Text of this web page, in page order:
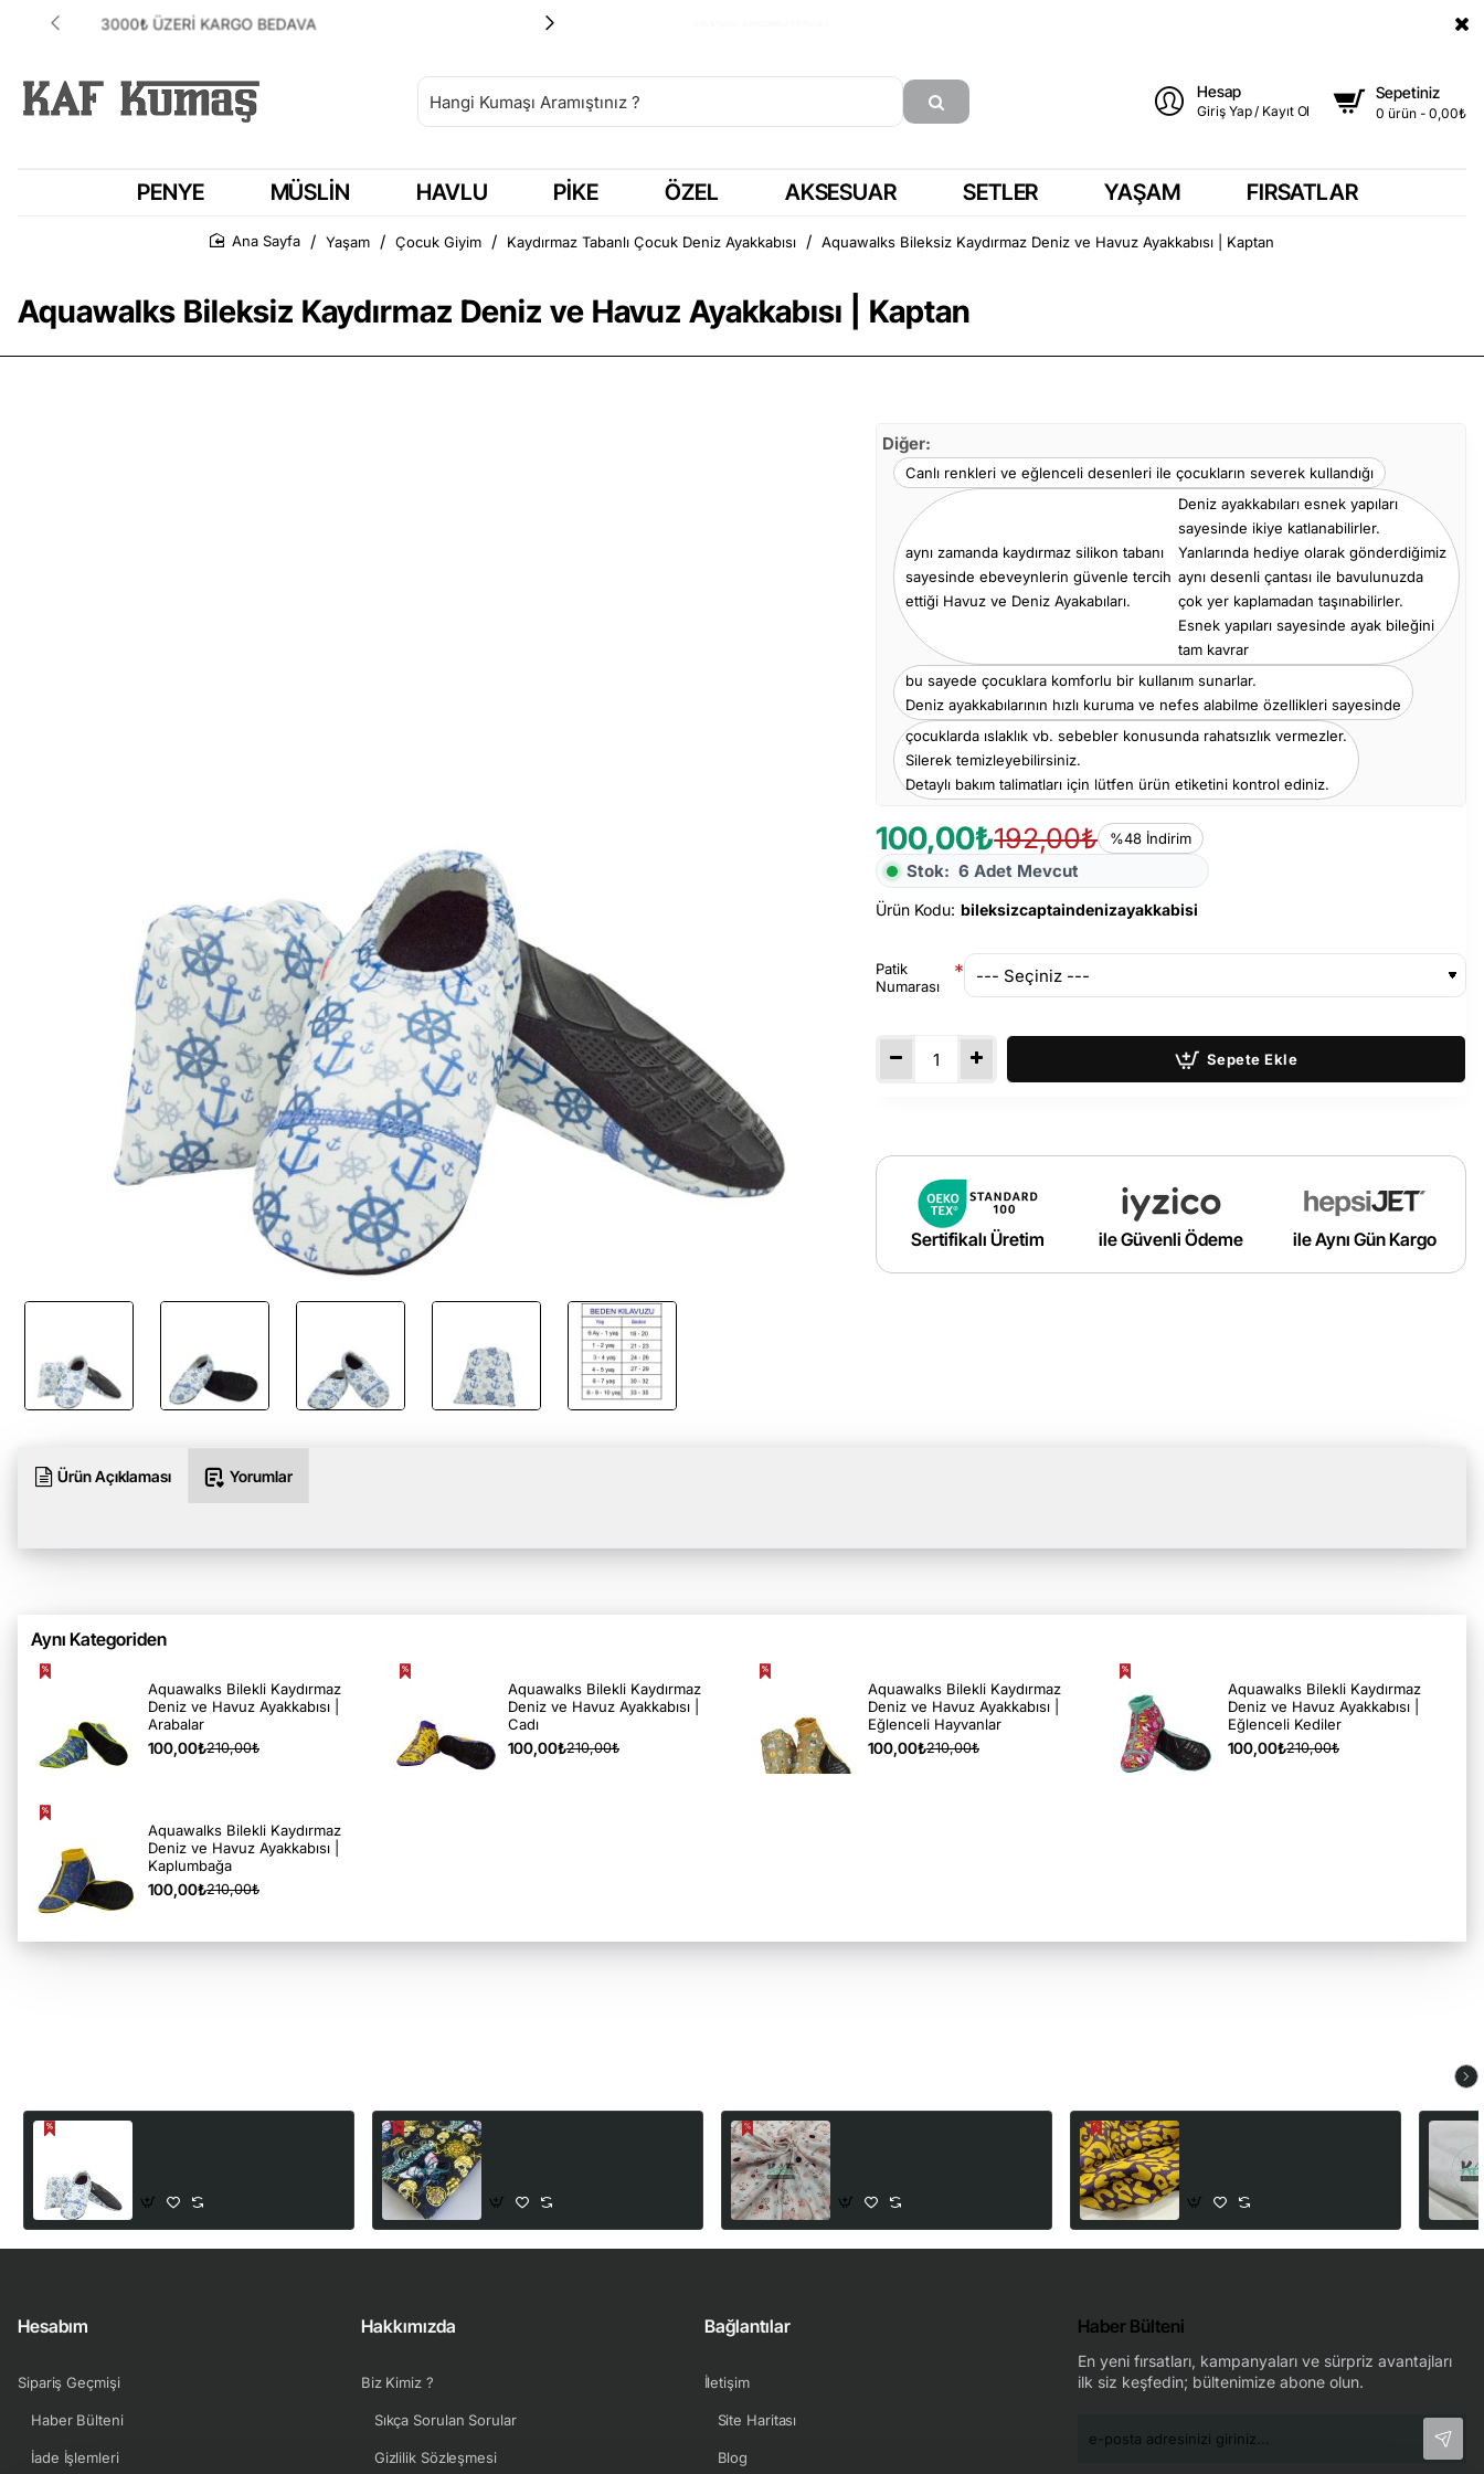
ANLAŞMALI KARGOMUZ HEPSİJET
Hesap
Giriş Yap / Kayıt Ol
Sepetiniz
0 ürün - 0,00₺
PENYE MÜSLIN HAVLU PIKE ÖZEL AKSESUAR SETLER YAŞAM FIRSATLAR
Aquawalks Bileksiz Kaydırmaz Deniz ve Havuz Ayakkabısı | Kaptan
Yaşam Çocuk Giyim Kaydırmaz Tabanlı Çocuk Deniz Ayakkabısı Aquawalks Bileksiz Kaydırmaz Deniz ve Havuz Ayakkabısı | Kaptan
Diğer:
Canlı renkleri ve eğlenceli desenleri ile çocukların severek kullandığı
aynı zamanda kaydırmaz silikon tabanı
sayesinde ebeveynlerin güvenle tercih
ettiği Havuz ve Deniz Ayakabıları.
Deniz ayakkabıları esnek yapıları
sayesinde ikiye katlanabilirler.
Yanlarında hediye olarak gönderdiğimiz
aynı desenli çantası ile bavulunuzda
çok yer kaplamadan taşınabilirler.
Esnek yapıları sayesinde ayak bileğini
tam kavrar
bu sayede çocuklara komforlu bir kullanım sunarlar.
Deniz ayakkabılarının hızlı kuruma ve nefes alabilme özellikleri sayesinde
çocuklarda ıslaklık vb. sebebler konusunda rahatsızlık vermezler.
Silerek temizleyebilirsiniz.
Detaylı bakım talimatları için lütfen ürün etiketini kontrol ediniz.
100,00₺192,00₺ %48 İndirim
Stok: 6 Adet Mevcut
Ürün Kodu: bileksizcaptaindenizayakkabisi
Patik
Numarası
Sepete Ekle
Sertifikalı Üretim ile Güvenli Ödeme ile Aynı Gün Kargo
Ürün Açıklaması Yorumlar
Aynı Kategoriden
Aquawalks Bilekli Kaydırmaz
Deniz ve Havuz Ayakkabısı |
Arabalar
100,00₺210,00₺
Aquawalks Bilekli Kaydırmaz
Deniz ve Havuz Ayakkabısı |
Cadı
100,00₺210,00₺
Aquawalks Bilekli Kaydırmaz
Deniz ve Havuz Ayakkabısı |
Eğlenceli Hayvanlar
100,00₺210,00₺
Aquawalks Bilekli Kaydırmaz
Deniz ve Havuz Ayakkabısı |
Eğlenceli Kediler
100,00₺210,00₺
Aquawalks Bilekli Kaydırmaz
Deniz ve Havuz Ayakkabısı |
Kaplumbağa
100,00₺210,00₺
Hesabım
Sipariş Geçmişi
Haber Bülteni
İade İşlemleri
Hakkımızda
Biz Kimiz ?
Sıkça Sorulan Sorular
Gizlilik Sözleşmesi
Bağlantılar
İletişim
Site Haritası
Blog
Haber Bülteni
En yeni fırsatları, kampanyaları ve sürpriz avantajları
ilk siz keşfedin; bültenimize abone olun.
posta